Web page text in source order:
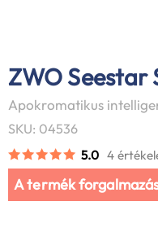
ZWO Seestar
Apokromatikus
SKU: 04536
5.0 4
A termék